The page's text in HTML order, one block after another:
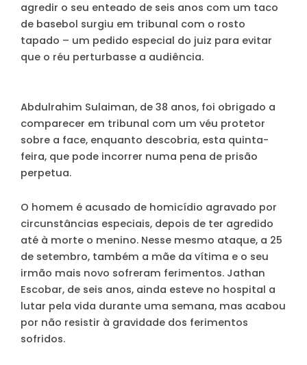
agredir o seu enteado de seis anos com um taco
de basebol surgiu em tribunal com o rosto
tapado – um pedido especial do juiz para evitar
que o réu perturbasse a audiência.
Abdulrahim Sulaiman, de 38 anos, foi obrigado a
comparecer em tribunal com um véu protetor
sobre a face, enquanto descobria, esta quinta-
feira, que pode incorrer numa pena de prisão
perpetua.
O homem é acusado de homicídio agravado por
circunstâncias especiais, depois de ter agredido
até à morte o menino. Nesse mesmo ataque, a 25
de setembro, também a mãe da vítima e o seu
irmão mais novo sofreram ferimentos. Jathan
Escobar, de seis anos, ainda esteve no hospital a
lutar pela vida durante uma semana, mas acabou
por não resistir à gravidade dos ferimentos
sofridos.